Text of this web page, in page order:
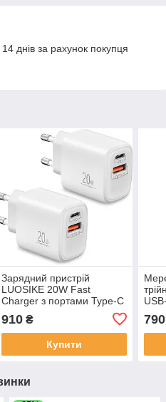
днів за рахунок покупця
Зарядний пристрій
LUOSIKE 20W Fast
Charger з портами Type-C
(PD) та USB (QC3.0) + 2
кабелі Type-C to Lightning
у комплекті
910₴
Купити
790